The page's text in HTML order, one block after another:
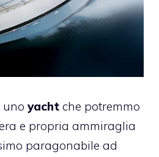
uno yacht che potremmo
e propria ammiraglia
paragonabile ad